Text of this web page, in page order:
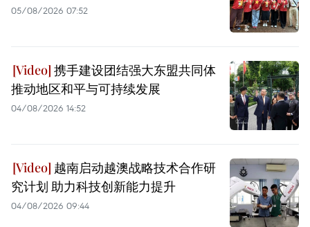
05/08/2026 07:52
携手建设团结强大东盟共同体
推动地区和平与可持续发展
04/08/2026 14:52
越南启动越澳战略技术合作研
究计划 助力科技创新能力提升
04/08/2026 09:44